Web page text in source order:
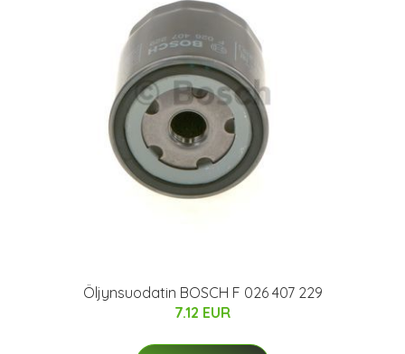
Öljynsuodatin BOSCH F 026 407 229
7.12 EUR